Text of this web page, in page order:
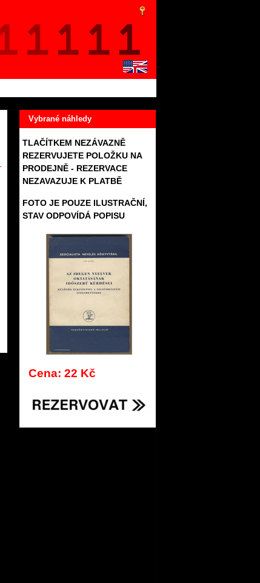
Vybrané náhledy
TLAČÍTKEM NEZÁVAZNĚ
REZERVUJETE POLOŽKU NA
PRODEJNĚ - REZERVACE
NEZAVAZUJE K PLATBĚ
FOTO JE POUZE ILUSTRAČNÍ,
STAV ODPOVÍDÁ POPISU
Cena: 22 Kč